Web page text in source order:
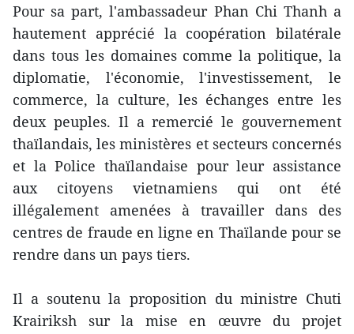
Pour sa part, l'ambassadeur Phan Chi Thanh a
hautement apprécié la coopération bilatérale
dans tous les domaines comme la politique, la
diplomatie, l'économie, l'investissement, le
commerce, la culture, les échanges entre les
deux peuples. Il a remercié le gouvernement
thaïlandais, les ministères et secteurs concernés
et la Police thaïlandaise pour leur assistance
aux citoyens vietnamiens qui ont été
illégalement amenées à travailler dans des
centres de fraude en ligne en Thaïlande pour se
rendre dans un pays tiers.
Il a soutenu la proposition du ministre Chuti
Krairiksh sur la mise en œuvre du projet